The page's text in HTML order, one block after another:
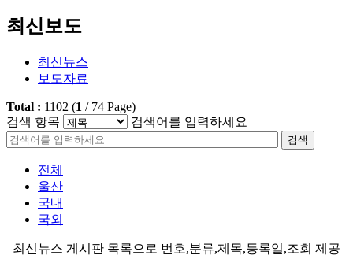
최신보도
최신뉴스
보도자료
Total : 1102 (1 / 74 Page)
검색 항목
검색어를 입력하세요
검색
전체
울산
국내
국외
최신뉴스 게시판 목록으로 번호,분류,제목,등록일,조회 제공